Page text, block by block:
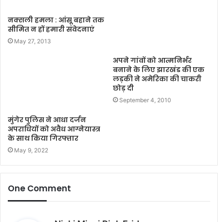
नक्सली हमला : आंसू बहाने तक
सीमित न हों हमारी संवेदनाएं
May 27, 2013
मुंगेर पुलिस ने आधा दर्जन
अपराधियों को अवैध आग्नेयास्त्र
के साथ किया गिरफ्तार
May 9, 2022
अपने गांवों को आत्मनिर्भर
बनाने के लिए झारखंड की एक
लड़की ने अमेरिका की चाकरी
छोड़ दी
September 4, 2010
One Comment